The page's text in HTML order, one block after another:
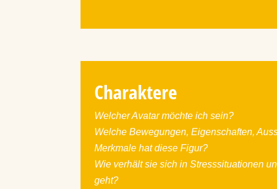
Charaktere
Welcher Avatar möchte ich sein?
Welche Bewegungen, Eigenschaften,
Merkmale hat diese Figur?
Wie verhält sie sich in Stresssituationen
geht?